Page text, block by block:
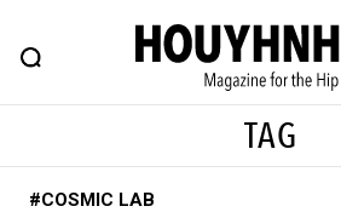
FEATURE BLOG
ヒップなファッション、カルチャー、ライフ
TAG
#COSMIC LAB